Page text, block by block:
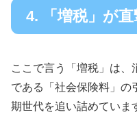
4. 「増税」が
ここで言う「増税」は、
である「社会保険料」の
期世代を追い詰めていま